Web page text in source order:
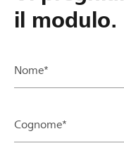
il modulo.
Nome*
Cognome*